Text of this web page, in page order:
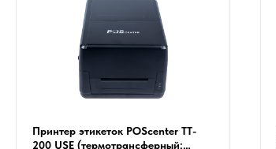
Принтер этикеток POScenter TT-
200 USE (термотрансферный;